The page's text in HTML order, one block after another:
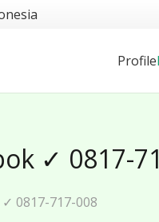
Profile
✓ 0817-
0817-717-008